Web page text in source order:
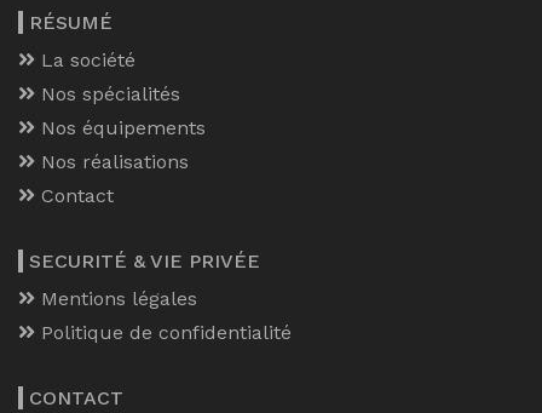
RÉSUMÉ
La société
Nos spécialités
Nos équipements
Nos réalisations
Contact
SECURITÉ & VIE PRIVÉE
Mentions légales
Politique de confidentialité
CONTACT